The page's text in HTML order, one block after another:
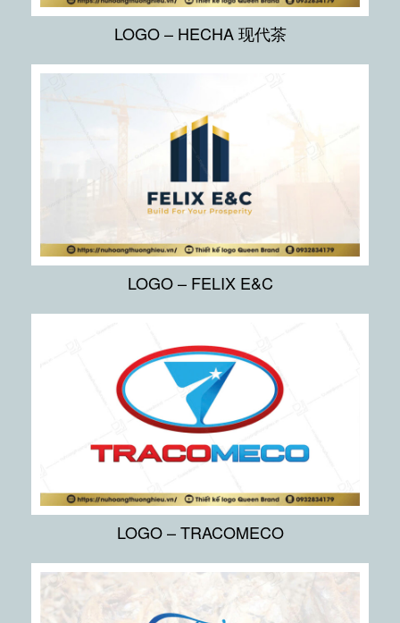
LOGO – HECHA 现代茶
LOGO – FELIX E&C
LOGO – TRACOMECO